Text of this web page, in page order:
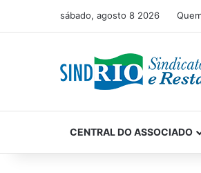
sábado, agosto 8 2026
CENTRAL DO ASSOCIADO